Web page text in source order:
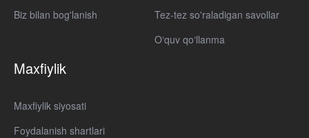
Biz bilan bog'lanish
Tez-tez so'raladigan savollar
Oʻquv qoʻllanma
Maxfiylik
Maxfiylik siyosati
Foydalanish shartlari